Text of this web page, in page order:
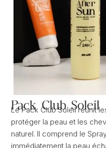
Pack Club Soleil
Le Pack Club Soleil réunit
protéger la peau et les
naturel. Il comprend le
immédiatement la peau